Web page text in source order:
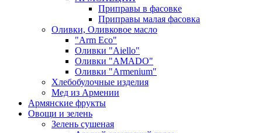
Приправы в фасовке
Приправы малая фасовка
Оливки, Оливковое масло
"Arm Eco"
Оливки "Aiello"
Оливки "AMADO"
Оливки "Armenium"
Хлебобулочные изделия
Мед из Армении
Армянские фрукты
Овощи и зелень
Зелень сушеная